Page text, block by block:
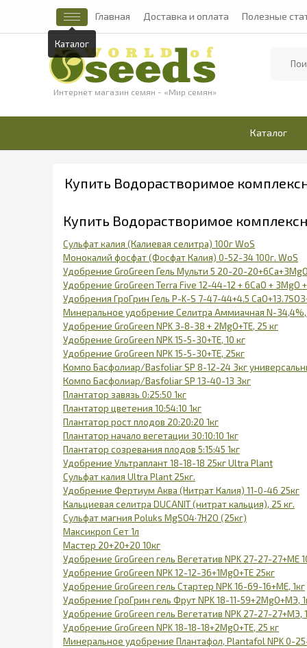
Каталог
Главная Доставка и оплата Полезные
Интернет магазин семян - «Мир семян»
Каталог
Купить Водорастворимое
Купить Водорастворимое
Сульфат калия (Калиевая селитра) 100г WoS
Монокалий фосфат (Фосфат Калия) 0-52-34 100г. WoS
Удобрение GroGreen Гель Мульти 5 20-20-
Удобрение GroGreen Terra Five 12-44-12 + 6CaO + 3MgO +
Удобрения ГроГрин Гель P-K-S 7-47-44+4.5
Минеральное удобрение Селитра Аммиачная N-34,4%,
Удобрение GroGreen NPK 3-8-38 + 2MgO+TE, 25 кг
Удобрение GroGreen NPK 15-5-30+ТЕ, 10 кг
Удобрение GroGreen NPK 15-5-30+ТЕ, 25кг
Компо Басфолиар/Basfoliar SP 8-12-24 3кг
Компо Басфолиар/Basfoliar SP 13-40-13 3кг
Плантатор завязь 0:25:50 1кг
Плантатор цветения 10:54:10 1кг
Плантатор рост плодов 20:20:20 1кг
Плантатор начало вегетации 30:10:10 1кг
Плантатор созревания плодов 5:15:45 1кг
Удобрение Ультраплант 18-18-18 25кг Ultra Plant
Сульфат калия Ultra Plant 25кг.
Удобрение Фертиум Аква (Нитрат Калия) 11-0-46 25кг
Кальциевая селитра DUCANIT (нитрат кальция), 25 кг.
Сульфат магния Poluks MgSO4·7H2O (25кг)
Максикроп Сет 1л
Мастер 20+20+20 10кг
Удобрение GroGreen гель Вегетатив NPK 27-27-27+МЕ
Удобрение GroGreen NPK 12-12-36+1MgO+TE 25кг
Удобрение GroGreen гель Стартер NPK 16-69-16+МЕ, 1кг
Удобрение ГроГрин гель Фрут NPK 18-11-59+2МgO+МЭ,
Удобрение GroGreen гель Вегетатив NPK 27-27-27+МЭ,
Удобрение GroGreen NPK 18-18-18+2МgO+TE, 25 кг
Минеральное удобрение Плантафол, Plantafol NPK 0-